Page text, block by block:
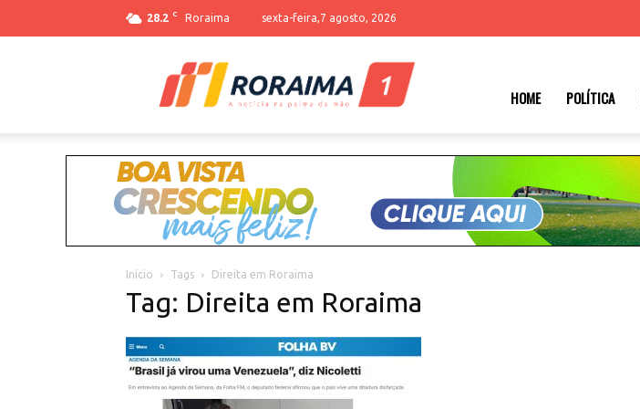
28.2 C Roraima sexta-feira,7 agosto, 2026
HOME POLÍTICA
Início Tags Direita em Roraima
Tag: Direita em Roraima